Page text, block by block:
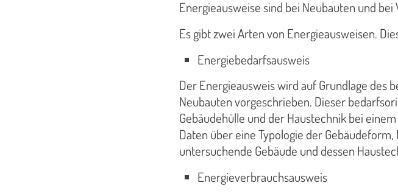
Energieausweise sind bei Neubauten und
Es gibt zwei Arten von Energieausweisen.
Energiebedarfsausweis
Der Energieausweis wird auf Grundlage des
Neubauten vorgeschrieben. Dieser
Gebäudehülle und der Haustechnik bei
Daten über eine Typologie der
untersuchende Gebäude und dessen
Energieverbrauchsausweis